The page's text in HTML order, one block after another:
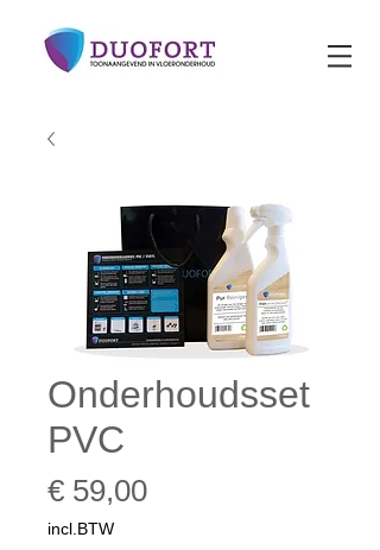
Onderhoudsset
PVC
€ 59,00Prijs
incl.BTW